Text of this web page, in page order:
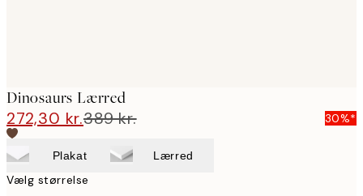
Dinosaurs Lærred
272,30 kr.389 kr. 30%*
Plakat Lærred
Vælg størrelse